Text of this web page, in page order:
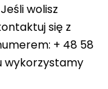
wolisz
się z
+ 48 58
wykorzystamy